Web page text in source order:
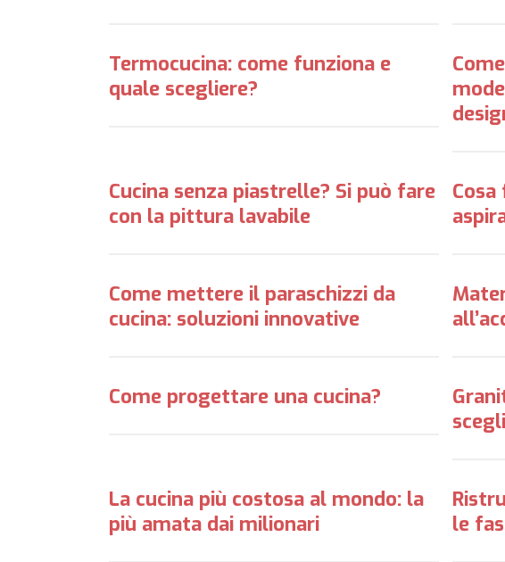
Termocucina: come funziona e
quale scegliere?
Cucina senza piastrelle? Si può fare
con la pittura lavabile
Come mettere il paraschizzi da
cucina: soluzioni innovative
Come progettare una cucina?
La cucina più costosa al mondo: la
più amata dai milionari
le